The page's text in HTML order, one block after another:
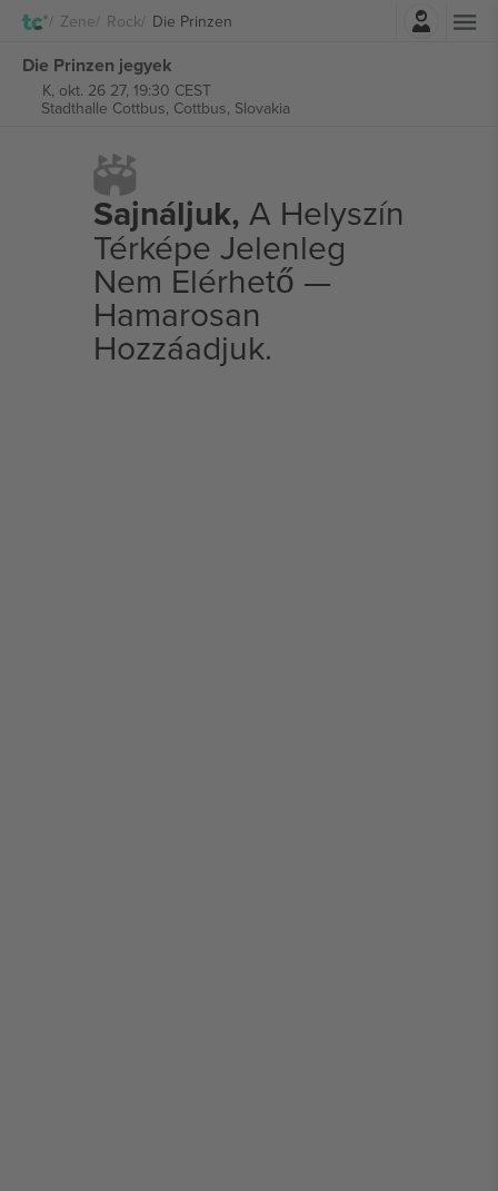
Zene Rock Die Prinzen
Die Prinzen jegyek
K, okt. 26 27, 19:30 CEST
Stadthalle Cottbus, Cottbus, Slovakia
Sajnáljuk, A Helyszín
Térképe Jelenleg
Nem Elérhető —
Hamarosan
Hozzáadjuk.